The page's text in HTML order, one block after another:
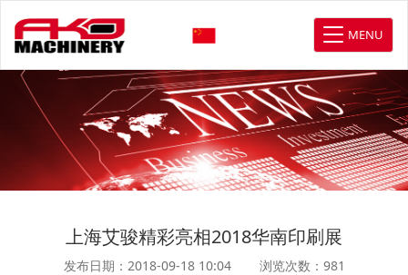
MENU
上海艾骏精彩亮相2018华南印刷展
发布日期：2018-09-18 10:04 浏览次数： 981